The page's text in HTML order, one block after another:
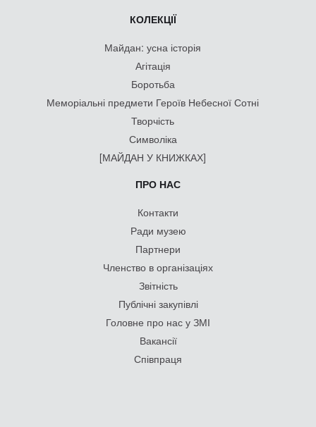
КОЛЕКЦІЇ
Майдан: усна історія
Агітація
Боротьба
Меморіальні предмети Героїв Небесної Сотні
Творчість
Символіка
[МАЙДАН У КНИЖКАХ]
ПРО НАС
Контакти
Ради музею
Партнери
Членство в організаціях
Звітність
Публічні закупівлі
Головне про нас у ЗМІ
Вакансії
Співпраця